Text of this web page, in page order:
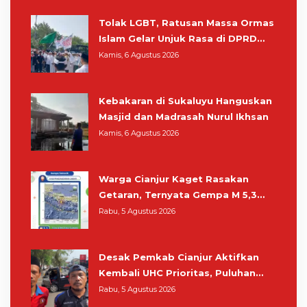
Tolak LGBT, Ratusan Massa Ormas
Islam Gelar Unjuk Rasa di DPRD
Cianjur
Kamis, 6 Agustus 2026
Kebakaran di Sukaluyu Hanguskan
Masjid dan Madrasah Nurul Ikhsan
Kamis, 6 Agustus 2026
Warga Cianjur Kaget Rasakan
Getaran, Ternyata Gempa M 5,3
Berpusat di Pangandaran
Rabu, 5 Agustus 2026
Desak Pemkab Cianjur Aktifkan
Kembali UHC Prioritas, Puluhan
Warga Unjuk Rasa di Pendopo
Rabu, 5 Agustus 2026